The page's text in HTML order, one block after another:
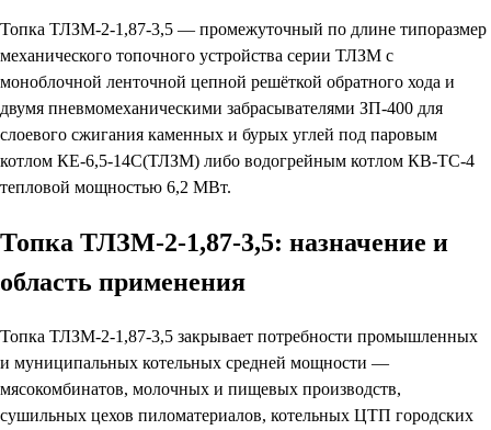
Топка ТЛЗМ-2-1,87-3,5 — промежуточный по длине типоразмер
механического топочного устройства серии ТЛЗМ с
моноблочной ленточной цепной решёткой обратного хода и
двумя пневмомеханическими забрасывателями ЗП-400 для
слоевого сжигания каменных и бурых углей под паровым
котлом КЕ-6,5-14С(ТЛЗМ) либо водогрейным котлом КВ-ТС-4
тепловой мощностью 6,2 МВт.
Топка ТЛЗМ-2-1,87-3,5: назначение и
область применения
Топка ТЛЗМ-2-1,87-3,5 закрывает потребности промышленных
и муниципальных котельных средней мощности —
мясокомбинатов, молочных и пищевых производств,
сушильных цехов пиломатериалов, котельных ЦТП городских